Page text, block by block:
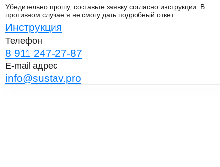
Убедительно прошу, составьте заявку согласно инструкции. В
противном случае я не смогу дать подробный ответ.
Инструкция
Телефон
8 911 247-27-87
E-mail адрес
info@sustav.pro